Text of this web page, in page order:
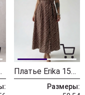
Платье Erika 1537-1 коричневое
Размеры: